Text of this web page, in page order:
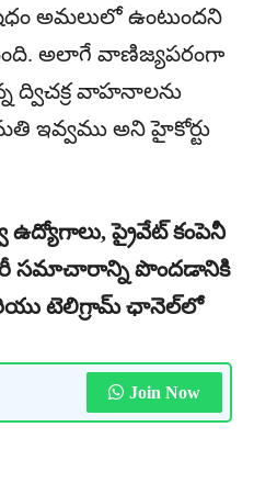
అమలులో ఉంటుందని
అలాగే వాణిజ్యపరంగా
ద్విచక్ర వాహనాలను
ఇవ్వము అని హైకోర్టు
ఉద్యోగాలు, ప్రైవేట్ కంపెనీ
సమాచారాన్ని పొందడానికి
టెలిగ్రామ్ ఛానెల్‌లో
Join Now